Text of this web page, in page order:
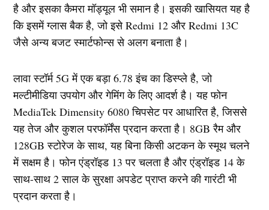
है और इसका कैमरा मॉड्यूल भी समान है। इसकी खासियत यह है
कि इसमें ग्लास बैक है, जो इसे Redmi 12 और Redmi 13C
जैसे अन्य बजट स्मार्टफोन्स से अलग बनाता है।
लावा स्टॉर्म 5G में एक बड़ा 6.78 इंच का डिस्प्ले है, जो
मल्टीमीडिया उपयोग और गेमिंग के लिए आदर्श है। यह फोन
MediaTek Dimensity 6080 चिपसेट पर आधारित है, जिससे
यह तेज और कुशल परफॉर्मेंस प्रदान करता है। 8GB रैम और
128GB स्टोरेज के साथ, यह बिना किसी अटकन के स्मूथ चलने
में सक्षम है। फोन एंड्रॉइड 13 पर चलता है और एंड्रॉइड 14 के
साथ-साथ 2 साल के सुरक्षा अपडेट प्राप्त करने की गारंटी भी
प्रदान करता है।